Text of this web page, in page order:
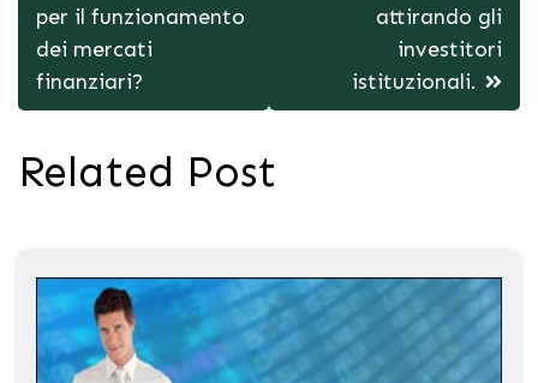
per il funzionamento
dei mercati
finanziari?
attirando gli
investitori
istituzionali.
Related Post